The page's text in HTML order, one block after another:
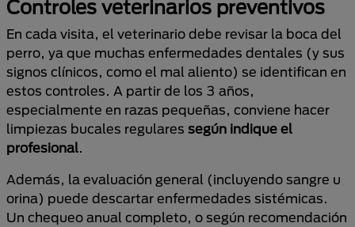
Controles veterinarios preventivos
En cada visita, el veterinario debe revisar la boca del
perro, ya que muchas enfermedades dentales (y sus
signos clínicos, como el mal aliento) se identifican en
estos controles. A partir de los 3 años,
especialmente en razas pequeñas, conviene hacer
limpiezas bucales regulares según indique el
profesional.
Además, la evaluación general (incluyendo sangre u
orina) puede descartar enfermedades sistémicas.
Un chequeo anual completo, o según recomendación